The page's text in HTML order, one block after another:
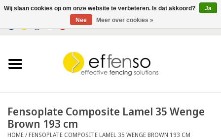
Verlichting
Fensoplate Composite Lamel 35 Wenge
Brown 193 cm
HOME /FENSOPLATE COMPOSITE LAMEL 35 WENGE BROWN 193 CM
Wij slaan cookies op om onze website te verbeteren. Is dat akkoord?
Ja
Nee
Meer over cookies »